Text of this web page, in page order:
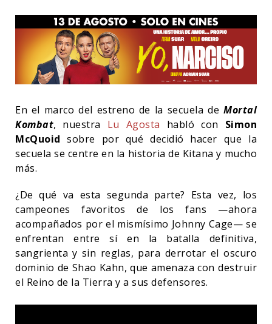
En el marco del estreno de la secuela de Mortal
Kombat, nuestra Lu Agosta habló con Simon
McQuoidsobre por qué decidió hacer que la
secuela se centre en la historia de Kitana y mucho
más.
¿De qué va esta segunda parte? Esta vez, los
campeones favoritos de los fans —ahora
acompañados por el mismísimo Johnny Cage— se
enfrentan entre sí en la batalla definitiva,
sangrienta y sin reglas, para derrotar el oscuro
dominio de Shao Kahn, que amenaza con destruir
el Reino de la Tierra y a sus defensores.